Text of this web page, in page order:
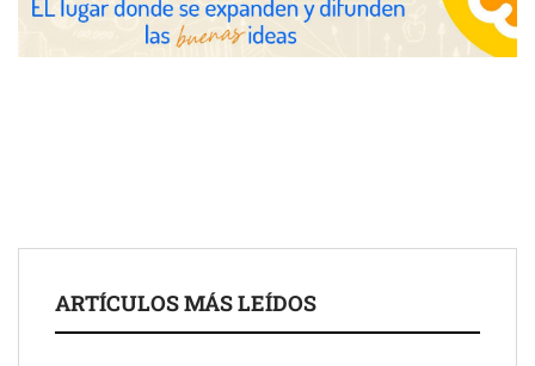
despacho de abogados Málaga de referencia para empresas y
ARTÍCULOS MÁS LEÍDOS